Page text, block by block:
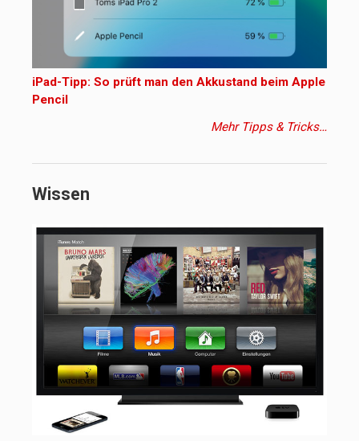
iPad-Tipp: So prüft man den Akkustand beim Apple
Pencil
Mehr Tipps & Tricks…
Wissen